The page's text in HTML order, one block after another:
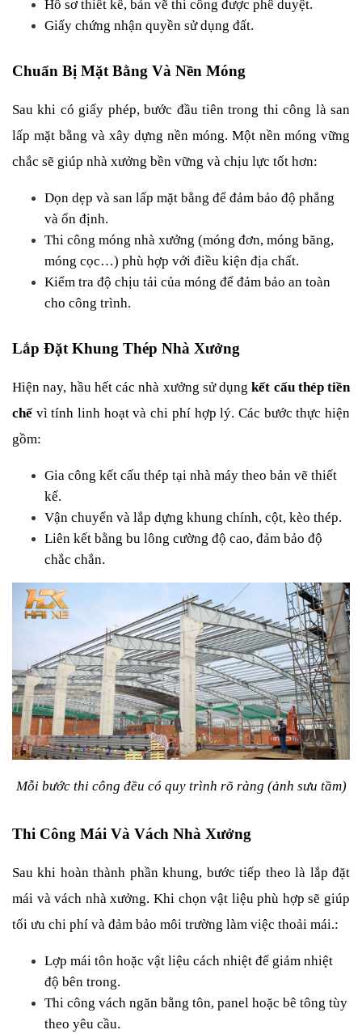
Hồ sơ thiết kế, bản vẽ thi công được phê duyệt.
Giấy chứng nhận quyền sử dụng đất.
Chuẩn Bị Mặt Bằng Và Nền Móng
Sau khi có giấy phép, bước đầu tiên trong thi công là san
lấp mặt bằng và xây dựng nền móng. Một nền móng vững
chắc sẽ giúp nhà xưởng bền vững và chịu lực tốt hơn:
Dọn dẹp và san lấp mặt bằng để đảm bảo độ phẳng
và ổn định.
Thi công móng nhà xưởng (móng đơn, móng băng,
móng cọc…) phù hợp với điều kiện địa chất.
Kiểm tra độ chịu tải của móng để đảm bảo an toàn
cho công trình.
Lắp Đặt Khung Thép Nhà Xưởng
Hiện nay, hầu hết các nhà xưởng sử dụng kết cấu thép tiền
chế vì tính linh hoạt và chi phí hợp lý. Các bước thực hiện
gồm:
Gia công kết cấu thép tại nhà máy theo bản vẽ thiết
kế.
Vận chuyển và lắp dựng khung chính, cột, kèo thép.
Liên kết bằng bu lông cường độ cao, đảm bảo độ
chắc chắn.
Mỗi bước thi công đều có quy trình rõ ràng (ảnh sưu tầm)
Thi Công Mái Và Vách Nhà Xưởng
Sau khi hoàn thành phần khung, bước tiếp theo là lắp đặt
mái và vách nhà xưởng. Khi chọn vật liệu phù hợp sẽ giúp
tối ưu chi phí và đảm bảo môi trường làm việc thoải mái.:
Lợp mái tôn hoặc vật liệu cách nhiệt để giảm nhiệt
độ bên trong.
Thi công vách ngăn bằng tôn, panel hoặc bê tông tùy
theo yêu cầu.